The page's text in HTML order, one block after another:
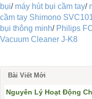
bụi/ máy hút bụi cầm tay/
cầm tay Shimono
bụi thông minh/ Philips
Vacuum Cleaner J-K8
Bài Viết Mới
Nguyên Lý Hoạt Động